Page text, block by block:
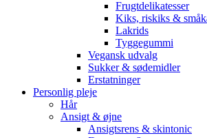
Frugtdelikatesser
Kiks, riskiks &
Lakrids
Tyggegummi
Vegansk udvalg
Sukker & sødemidler
Erstatninger
Personlig pleje
Hår
Ansigt & øjne
Ansigtsrens & skintonic